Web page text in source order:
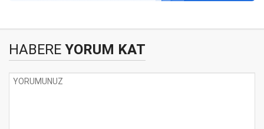
HABERE YORUM KAT